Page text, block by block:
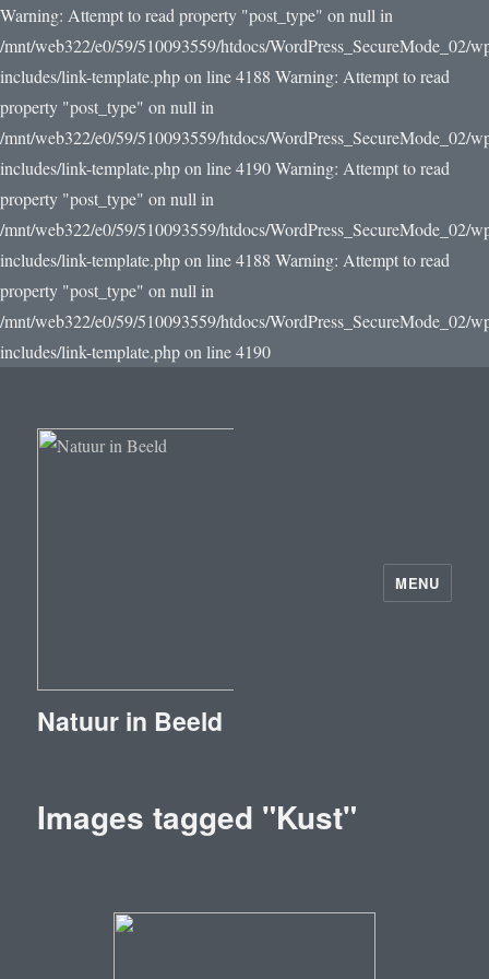
Warning: Attempt to read property "post_type" on null in
/mnt/web322/e0/59/510093559/htdocs/WordPress_SecureMode_02/
includes/link-template.php on line 4188 Warning: Attempt to read
property "post_type" on null in
/mnt/web322/e0/59/510093559/htdocs/WordPress_SecureMode_02/
includes/link-template.php on line 4190Warning: Attempt to read
property "post_type" on null in
/mnt/web322/e0/59/510093559/htdocs/WordPress_SecureMode_02/
includes/link-template.php on line 4188 Warning: Attempt to read
property "post_type" on null in
/mnt/web322/e0/59/510093559/htdocs/WordPress_SecureMode_02/
includes/link-template.php on line 4190
Natuur in Beeld
MENU
Images tagged "Kust"